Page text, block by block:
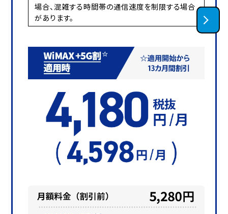
場合、混雑する時間帯の通信速度を制限する場合
があります。